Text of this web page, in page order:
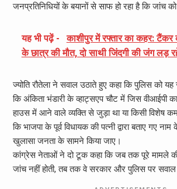
जनप्रतिनिधियों के बयानों से साफ हो रहा है कि जांच को
यह भी पढ़ें -
काशीपुर में रफ्तार का कहर:
के छात्र की मौत, दो साथी जिंदगी की जंग लड़
ज्योति रौतेला ने सवाल उठाते हुए कहा कि पुलिस को यह
कि अंकिता भंडारी के व्हाट्सएप चौट में जिस वीआईपी
हाउस में आने वाले व्यक्ति से जुड़ा था या किसी विशेष
कि भाजपा के पूर्व विधायक की पत्नी द्वारा बताए गए
खुलासा जनता के सामने किया जाए।
कांग्रेस नेताओं ने दो टूक कहा कि जब तक पूरे मामले
जांच नहीं होती, तब तक वे सरकार और पुलिस पर